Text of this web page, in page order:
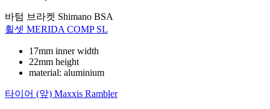
바텀 브라켓 Shimano BSA
휠셋 MERIDA COMP SL
17mm inner width
22mm height
material: aluminium
타이어 (앞) Maxxis Rambler